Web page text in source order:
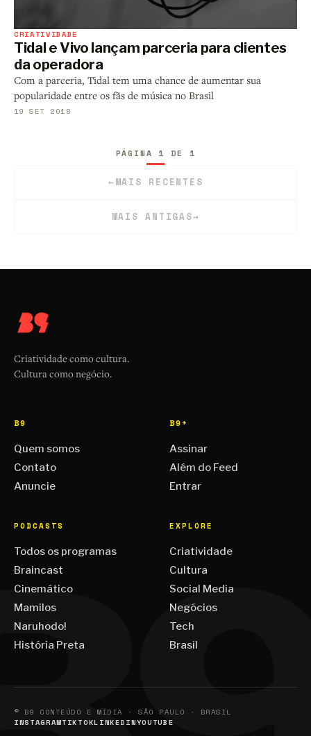
CRIATIVIDADE
Tidal e Vivo lançam parceria para clientes
da operadora
Com a parceria, Tidal tem uma chance de aumentar sua
popularidade entre os fãs de música no Brasil
19 SET 2018
←MAIS RECENTES
PÁGINA 1 DE 1
MAIS ANTIGAS→
Criatividade como cultura.
Cultura como negócio.
B9
Quem somos
Contato
Anuncie
B9+
Assinar
Além do Feed
Entrar
PODCASTS
Todos os programas
Braincast
Cinemático
Mamilos
Naruhodo!
História Preta
EXPLORE
Criatividade
Cultura
Social Media
Negócios
Tech
Brasil
© B9 CONTEÚDO E MÍDIA · SÃO PAULO · BRASIL
INSTAGRAMTIKTOKLINKEDINYOUTUBE